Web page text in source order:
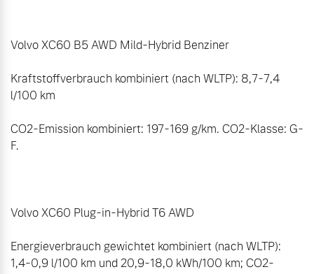
Volvo XC60 B5 AWD Mild-Hybrid Benziner
Kraftstoffverbrauch kombiniert (nach WLTP): 8,7-7,4
l/100 km
CO2-Emission kombiniert: 197-169 g/km. CO2-Klasse: G-
F.
Volvo XC60 Plug-in-Hybrid T6 AWD
Energieverbrauch gewichtet kombiniert (nach WLTP):
1,4-0,9 l/100 km und 20,9-18,0 kWh/100 km; CO2-